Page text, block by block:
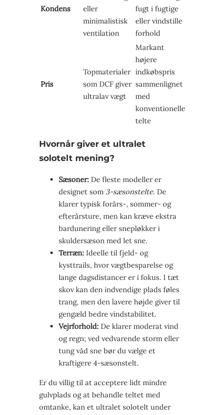
Kondens
eller
minimalistisk
ventilation
fugt i fugtige
eller vindstille
forhold
Pris
Topmaterialer
som DCF giver
ultralav vægt
Markant
højere
indkøbspris
sammenlignet
med
konventionelle
telte
Hvornår giver et ultralet
solotelt mening?
Sæsoner: De fleste modeller er
designet som 3-sæsonstelte. De
klarer typisk forårs-, sommer- og
efterårsture, men kan kræve ekstra
bardunering eller snepløkker i
skuldersæson med let sne.
Terræn: Ideelle til fjeld- og
kysttrails, hvor vægtbesparelse og
lange dagsdistancer er i fokus. I tæt
skov kan den indvendige plads føles
trang, men den lavere højde giver til
gengæld bedre vindstabilitet.
Vejrforhold: De klarer moderat vind
og regn; ved vedvarende storm eller
tung våd sne bør du vælge et
kraftigere 4-sæsonstelt.
Er du villig til at acceptere lidt mindre
gulvplads og at behandle teltet med
omtanke, kan et ultralet solotelt under